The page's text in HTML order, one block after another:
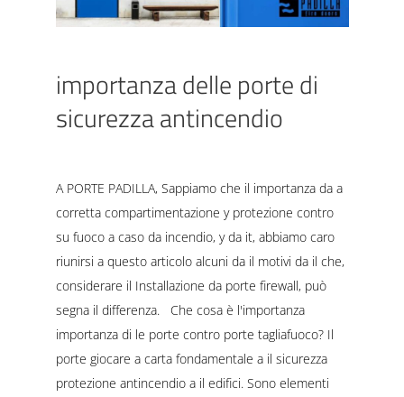
importanza delle porte di
sicurezza antincendio
A PORTE PADILLA, Sappiamo che il importanza da a
corretta compartimentazione y protezione contro
su fuoco a caso da incendio, y da it, abbiamo caro
riunirsi a questo articolo alcuni da il motivi da il che,
considerare il Installazione da porte firewall, può
segna il differenza. Che cosa è l'importanza
importanza di le porte contro porte tagliafuoco? Il
porte giocare a carta fondamentale a il sicurezza
protezione antincendio a il edifici. Sono elementi